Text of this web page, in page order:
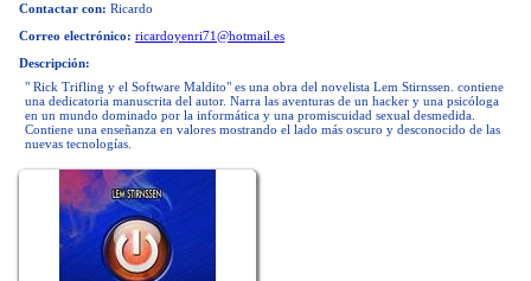
Contactar con: Ricardo
Correo electrónico: ricardoyenri71@hotmail.es
Descripción:
" Rick Trifling y el Software Maldito" es una obra del novelista Lem Stirnssen. contiene
una dedicatoria manuscrita del autor. Narra las aventuras de un hacker y una psicóloga
en un mundo dominado por la informática y una promiscuidad sexual desmedida.
Contiene una enseñanza en valores mostrando el lado más oscuro y desconocido de las
nuevas tecnologías.